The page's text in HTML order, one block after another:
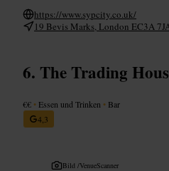
https://www.sypcity.co.uk/
19 Bevis Marks, London EC3A
The Trading
€€ • Essen und Trinken • Bar
4,3
Bild /VenueScanner